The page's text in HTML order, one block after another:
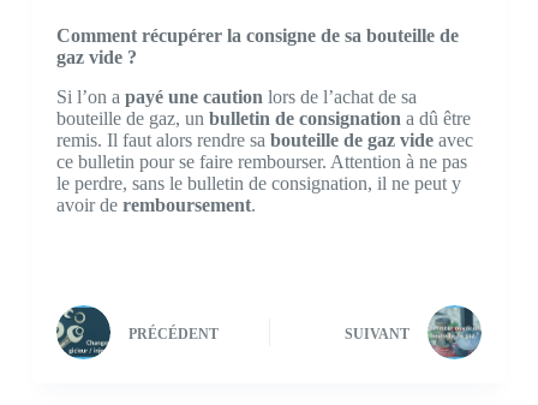
Comment récupérer la consigne de sa bouteille de
gaz vide ?
Si l’on a payé une caution lors de l’achat de sa
bouteille de gaz, un bulletin de consignation a dû être
remis. Il faut alors rendre sa bouteille de gaz videavec
ce bulletin pour se faire rembourser. Attention à ne pas
le perdre, sans le bulletin de consignation, il ne peut y
avoir de remboursement.
PRÉCÉDENT SUIVANT